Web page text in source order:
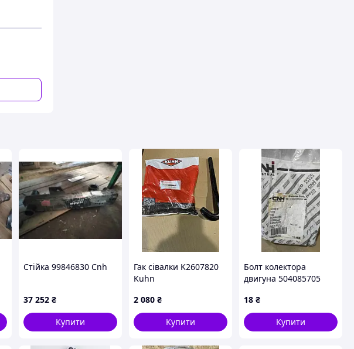
Стійка 99846830 Cnh
37 252 ₴
Купити
Гак сівалки K2607820
Kuhn
2 080 ₴
Купити
Болт колектора
двигуна 504085705
18 ₴
Купити